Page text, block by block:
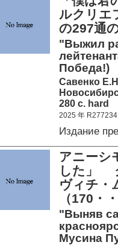
ルクリ
の297通
"Выжил
Победа!)
Савенко
280 c. hard
2025 年 R277234
Издание
アニーシ
した」
ヴィチ・
（170・
"Выняв
Мусина